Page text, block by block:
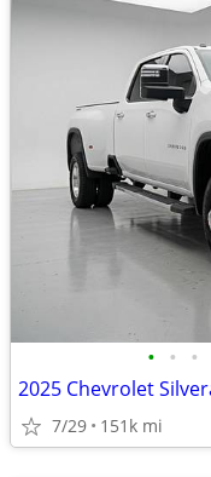
• • •
7/29 151k mi